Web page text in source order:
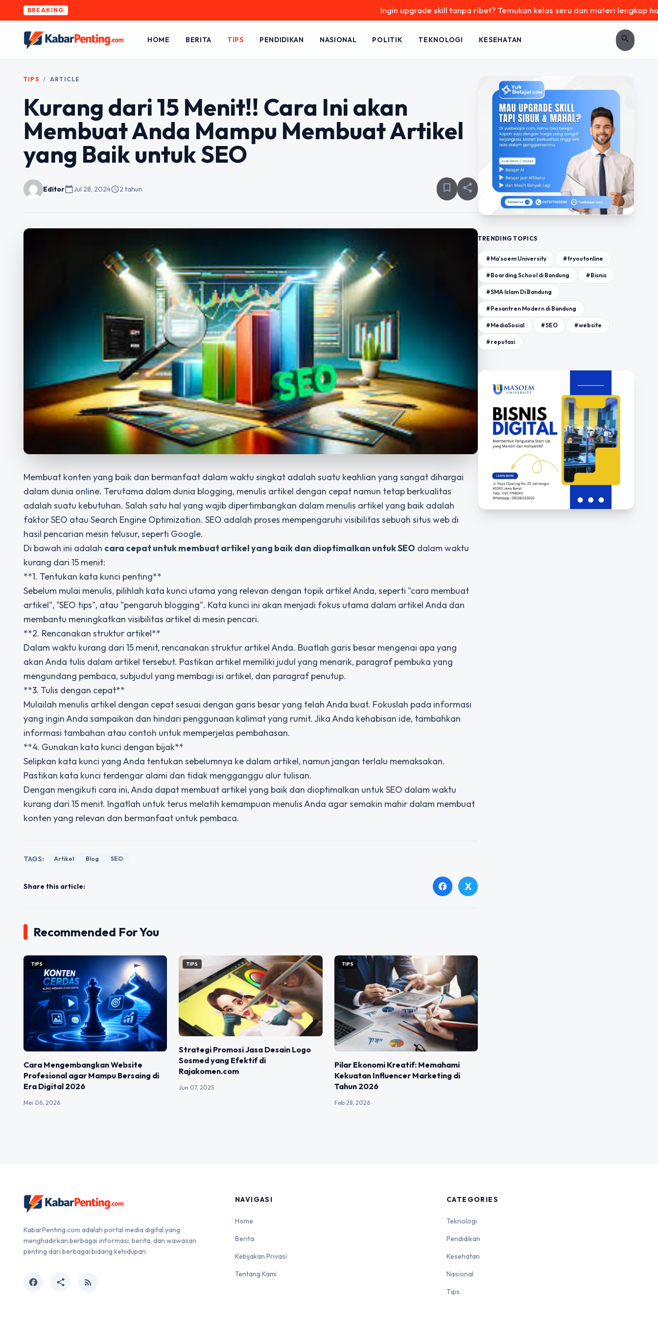
BREAKING Ingin upgrade skill tanpa ribet? Temukan kelas seru dan materi lengkap hanya di
HOME BERITA TIPS PENDIDIKAN NASIONAL POLITIK TEKNOLOGI KESEHATAN search
TIPS / ARTICLE
Kurang dari 15 Menit!! Cara Ini akan
Membuat Anda Mampu Membuat Artikel
yang Baik untuk SEO
Editorcalendar_todayJul 28, 2024schedule2 tahun bookmark_border share
Membuat konten yang baik dan bermanfaat dalam waktu singkat adalah suatu keahlian yang sangat dihargai
dalam dunia online. Terutama dalam dunia blogging, menulis artikel dengan cepat namun tetap berkualitas
adalah suatu kebutuhan. Salah satu hal yang wajib dipertimbangkan dalam menulis artikel yang baik adalah
faktor SEO atau Search Engine Optimization. SEO adalah proses mempengaruhi visibilitas sebuah situs web di
hasil pencarian mesin telusur, seperti Google.
Di bawah ini adalah cara cepat untuk membuat artikel yang baik dan dioptimalkan untuk SEO dalam waktu
kurang dari 15 menit:
**1. Tentukan kata kunci penting**
Sebelum mulai menulis, pilihlah kata kunci utama yang relevan dengan topik artikel Anda, seperti "cara membuat
artikel", "SEO tips", atau "pengaruh blogging". Kata kunci ini akan menjadi fokus utama dalam artikel Anda dan
membantu meningkatkan visibilitas artikel di mesin pencari.
**2. Rencanakan struktur artikel**
Dalam waktu kurang dari 15 menit, rencanakan struktur artikel Anda. Buatlah garis besar mengenai apa yang
akan Anda tulis dalam artikel tersebut. Pastikan artikel memiliki judul yang menarik, paragraf pembuka yang
mengundang pembaca, subjudul yang membagi isi artikel, dan paragraf penutup.
**3. Tulis dengan cepat**
Mulailah menulis artikel dengan cepat sesuai dengan garis besar yang telah Anda buat. Fokuslah pada informasi
yang ingin Anda sampaikan dan hindari penggunaan kalimat yang rumit. Jika Anda kehabisan ide, tambahkan
informasi tambahan atau contoh untuk memperjelas pembahasan.
**4. Gunakan kata kunci dengan bijak**
Selipkan kata kunci yang Anda tentukan sebelumnya ke dalam artikel, namun jangan terlalu memaksakan.
Pastikan kata kunci terdengar alami dan tidak mengganggu alur tulisan.
Dengan mengikuti cara ini, Anda dapat membuat artikel yang baik dan dioptimalkan untuk SEO dalam waktu
kurang dari 15 menit. Ingatlah untuk terus melatih kemampuan menulis Anda agar semakin mahir dalam membuat
konten yang relevan dan bermanfaat untuk pembaca.
TAGS: Artikel Blog SEO
Share this article: facebook X
Recommended For You
TIPS
Cara Mengembangkan Website
Profesional agar Mampu Bersaing di
Era Digital 2026
Mei 06, 2026
TIPS
Strategi Promosi Jasa Desain Logo
Sosmed yang Efektif di
Rajakomen.com
Jun 07, 2025
TIPS
Pilar Ekonomi Kreatif: Memahami
Kekuatan Influencer Marketing di
Tahun 2026
Feb 28, 2026
TRENDING TOPICS
#Ma'soem University #tryoutonline
#Boarding School di Bandung #Bisnis
#SMA Islam Di Bandung
#Pesantren Modern di Bandung
#MediaSosial #SEO #website
#reputasi
KabarPenting.com adalah portal media digital yang
menghadirkan berbagai informasi, berita, dan wawasan
penting dari berbagai bidang kehidupan.
facebook share rss_feed
NAVIGASI
Home
Berita
Kebijakan Privasi
Tentang Kami
CATEGORIES
Teknologi
Pendidikan
Kesehatan
Nasional
Tips